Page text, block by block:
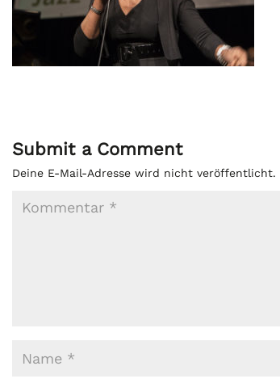
Submit a Comment
Deine E-Mail-Adresse wird nicht veröffentlicht.